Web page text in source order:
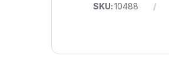
SKU:10488